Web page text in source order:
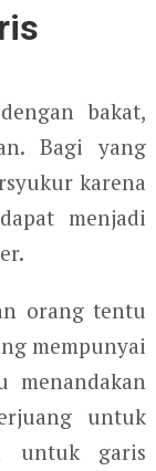
bakat,
Bagi yang
karena
menjadi
orang tentu
mempunyai
untuk
untuk garis